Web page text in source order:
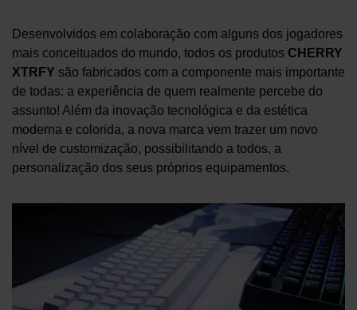
Desenvolvidos em colaboração com alguns dos jogadores
mais conceituados do mundo, todos os produtos CHERRY
XTRFY são fabricados com a componente mais importante
de todas: a experiência de quem realmente percebe do
assunto! Além da inovação tecnológica e da estética
moderna e colorida, a nova marca vem trazer um novo
nível de customização, possibilitando a todos, a
personalização dos seus próprios equipamentos.